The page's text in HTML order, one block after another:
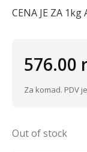
CENA JE ZA 1kg
576.00
Za komad. PDV
Out of stock